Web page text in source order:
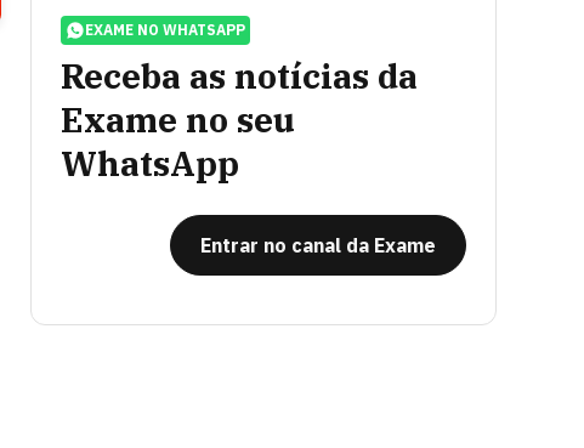
EXAME NO WHATSAPP
Receba as notícias da
Exame no seu
WhatsApp
Entrar no canal da Exame